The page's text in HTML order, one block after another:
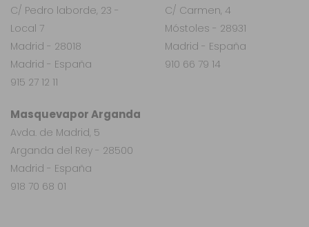
Masquevapor Arganda
Avda. de Madrid, 5
Arganda del Rey - 28500
Madrid - España
918 70 68 01
C/ Pedro laborde, 23 -
Local 7
Madrid - 28018
Madrid - España
915 27 12 11
C/ Carmen, 4
Móstoles - 28931
Madrid - España
910 66 79 14